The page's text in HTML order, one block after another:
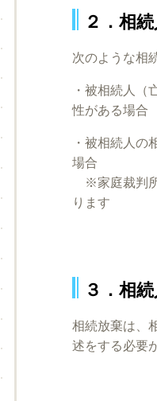
２．相
次のような相
・被相続人（
性がある場合
・被相続人の
場合
※家庭裁判所
ります
３．相
相続放棄は、
述をする必要